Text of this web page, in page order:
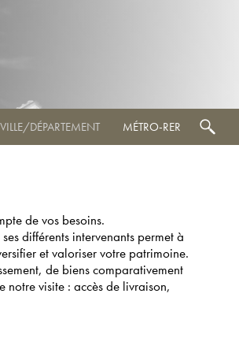
MÉTRO-RER
de vos besoins.
différents intervenants permet à
et valoriser votre patrimoine.
de biens comparativement
notre visite : accès de livraison,